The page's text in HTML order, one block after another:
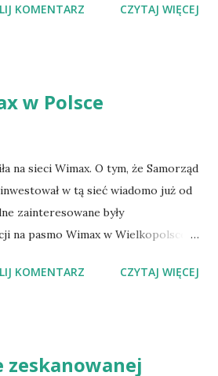
news/358685/Ile.mozna.za
KOMENTARZ CZYTAJ WIĘCEJ
w Polsce
na sieci Wimax. O tym, że Samorząd
w tą sieć wiadomo już od
zainteresowane były
na pasmo Wimax w Wielkopolsce
to kwestia umowy między
jest to całkiem realne.
KOMENTARZ CZYTAJ WIĘCEJ
zeskanowanej